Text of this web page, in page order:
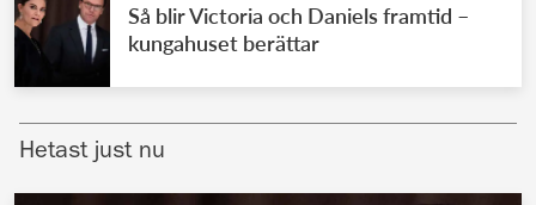
UTLÄNDSKT
VÄRLDENS KUNGAHUS
Så blir Victoria och Daniels framtid –
kungahuset berättar
Hetast just nu